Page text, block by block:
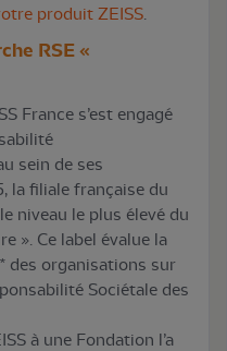
produit ZEISS.
RSE «
France s’est engagé
sein de ses
la filiale française du
niveau le plus élevé du
». Ce label évalue la
des organisations sur
Sociétale des
à une Fondation l’a